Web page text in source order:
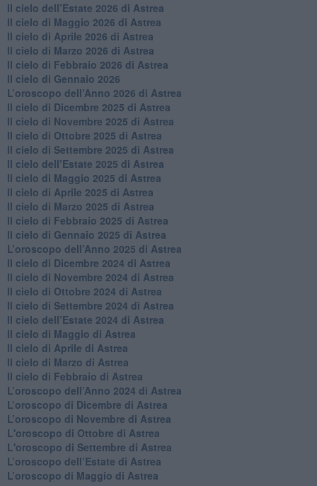
​Il cielo dell’Estate 2026 di Astrea
​Il cielo di Maggio 2026 di Astrea
​Il cielo di Aprile 2026 di Astrea
​Il cielo di Marzo 2026 di Astrea
​Il cielo di Febbraio 2026 di Astrea
Il cielo di Gennaio 2026
​L’oroscopo dell’Anno 2026 di Astrea
​Il cielo di Dicembre 2025 di Astrea
​Il cielo di Novembre 2025 di Astrea
​Il cielo di Ottobre 2025 di Astrea
Il cielo di Settembre 2025 di Astrea
Il cielo dell’Estate 2025 di Astrea
​Il cielo di Maggio 2025 di Astrea
​Il cielo di Aprile 2025 di Astrea
Il cielo di Marzo 2025 di Astrea
​Il cielo di Febbraio 2025 di Astrea
Il cielo di Gennaio 2025 di Astrea
​L’oroscopo dell’Anno 2025 di Astrea
​Il cielo di Dicembre 2024 di Astrea
Il cielo di Novembre 2024 di Astrea
​Il cielo di Ottobre 2024 di Astrea
​Il cielo di Settembre 2024 di Astrea
Il cielo dell’Estate 2024 di Astrea
Il cielo di Maggio di Astrea
Il cielo di Aprile di Astrea
​Il cielo di Marzo di Astrea
​Il cielo di Febbraio di Astrea
​L’oroscopo dell’Anno 2024 di Astrea
​L’oroscopo di Dicembre di Astrea
​L’oroscopo di Novembre di Astrea
L'oroscopo di Ottobre di Astrea
L'oroscopo di Settembre di Astrea
L’oroscopo dell’Estate di Astrea
​L’oroscopo di Maggio di Astrea